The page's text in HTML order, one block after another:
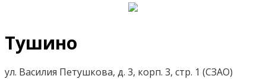
Тушино
ул. Василия Петушкова, д. 3, корп. 3, стр. 1 (СЗАО)